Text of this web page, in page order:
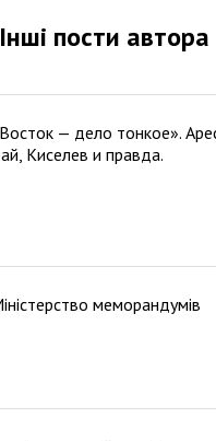
Інші пости автора